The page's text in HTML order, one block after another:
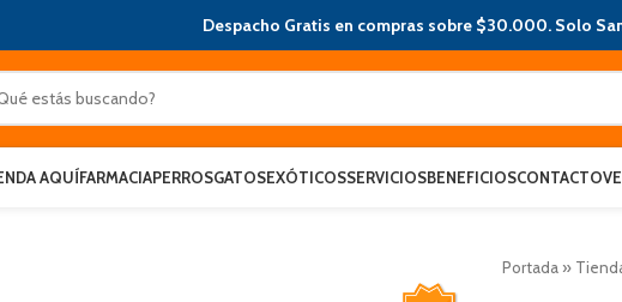
Despacho Gratis en compras sobre $30.000. Solo
AQUÍFARMACIAPERROSGATOSEXÓTICOSSERVICIOSBENEFICIOSCONTACTO
Portada »